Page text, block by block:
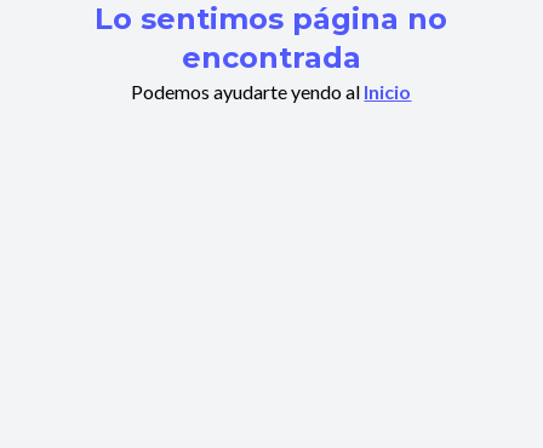
Lo sentimos página no
encontrada
Podemos ayudarte yendo al Inicio